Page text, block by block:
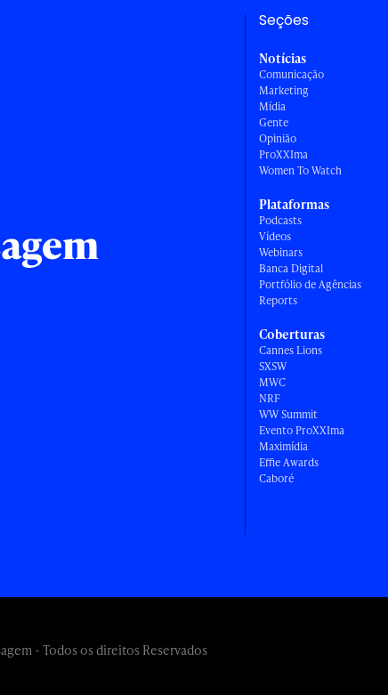
Seções
Notícias
Comunicação
Marketing
Mídia
Gente
Opinião
ProXXIma
Women To Watch
Plataformas
Podcasts
Vídeos
Webinars
Banca Digital
Portfólio de Agências
Reports
Coberturas
Cannes Lions
SXSW
MWC
NRF
WW Summit
Evento ProXXIma
Maximídia
Effie Awards
Caboré
- Todos os direitos Reservados